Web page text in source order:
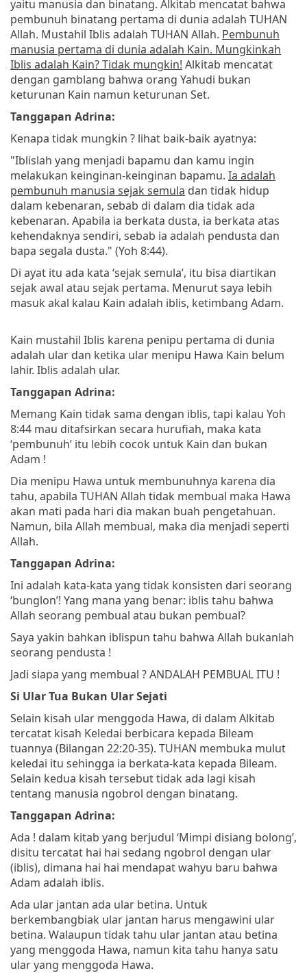
yaitu manusia dan binatang. Alkitab mencatat bahwa
pembunuh binatang pertama di dunia adalah TUHAN
Allah. Mustahil Iblis adalah TUHAN Allah. Pembunuh
manusia pertama di dunia adalah Kain. Mungkinkah
Iblis adalah Kain? Tidak mungkin! Alkitab mencatat
dengan gamblang bahwa orang Yahudi bukan
keturunan Kain namun keturunan Set.
Tanggapan Adrina:
Kenapa tidak mungkin ? lihat baik-baik ayatnya:
"Iblislah yang menjadi bapamu dan kamu ingin
melakukan keinginan-keinginan bapamu. Ia adalah
pembunuh manusia sejak semula dan tidak hidup
dalam kebenaran, sebab di dalam dia tidak ada
kebenaran. Apabila ia berkata dusta, ia berkata atas
kehendaknya sendiri, sebab ia adalah pendusta dan
bapa segala dusta." (Yoh 8:44).
Di ayat itu ada kata ‘sejak semula’, itu bisa diartikan
sejak awal atau sejak pertama. Menurut saya lebih
masuk akal kalau Kain adalah iblis, ketimbang Adam.
Kain mustahil Iblis karena penipu pertama di dunia
adalah ular dan ketika ular menipu Hawa Kain belum
lahir. Iblis adalah ular.
Tanggapan Adrina:
Memang Kain tidak sama dengan iblis, tapi kalau Yoh
8:44 mau ditafsirkan secara hurufiah, maka kata
‘pembunuh’ itu lebih cocok untuk Kain dan bukan
Adam !
Dia menipu Hawa untuk membunuhnya karena dia
tahu, apabila TUHAN Allah tidak membual maka Hawa
akan mati pada hari dia makan buah pengetahuan.
Namun, bila Allah membual, maka dia menjadi seperti
Allah.
Tanggapan Adrina:
Ini adalah kata-kata yang tidak konsisten dari seorang
‘bunglon’! Yang mana yang benar: iblis tahu bahwa
Allah seorang pembual atau bukan pembual?
Saya yakin bahkan iblispun tahu bahwa Allah bukanlah
seorang pendusta !
Jadi siapa yang membual ? ANDALAH PEMBUAL ITU !
Si Ular Tua Bukan Ular Sejati
Selain kisah ular menggoda Hawa, di dalam Alkitab
tercatat kisah Keledai berbicara kepada Bileam
tuannya (Bilangan 22:20-35). TUHAN membuka mulut
keledai itu sehingga ia berkata-kata kepada Bileam.
Selain kedua kisah tersebut tidak ada lagi kisah
tentang manusia ngobrol dengan binatang.
Tanggapan Adrina:
Ada ! dalam kitab yang berjudul ‘Mimpi disiang bolong’,
disitu tercatat hai hai sedang ngobrol dengan ular
(iblis), dimana hai hai mendapat wahyu baru bahwa
Adam adalah iblis.
Ada ular jantan ada ular betina. Untuk
berkembangbiak ular jantan harus mengawini ular
betina. Walaupun tidak tahu ular jantan atau betina
yang menggoda Hawa, namun kita tahu hanya satu
ular yang menggoda Hawa.